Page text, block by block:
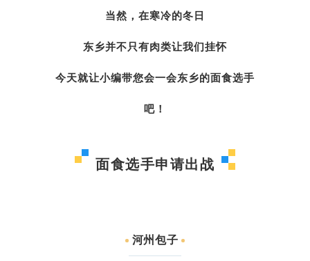
当然，在寒冷的冬日
东乡并不只有肉类让我们挂怀
今天就让小编带您会一会东乡的面食选手
吧！
面食选手申请出战
河州包子